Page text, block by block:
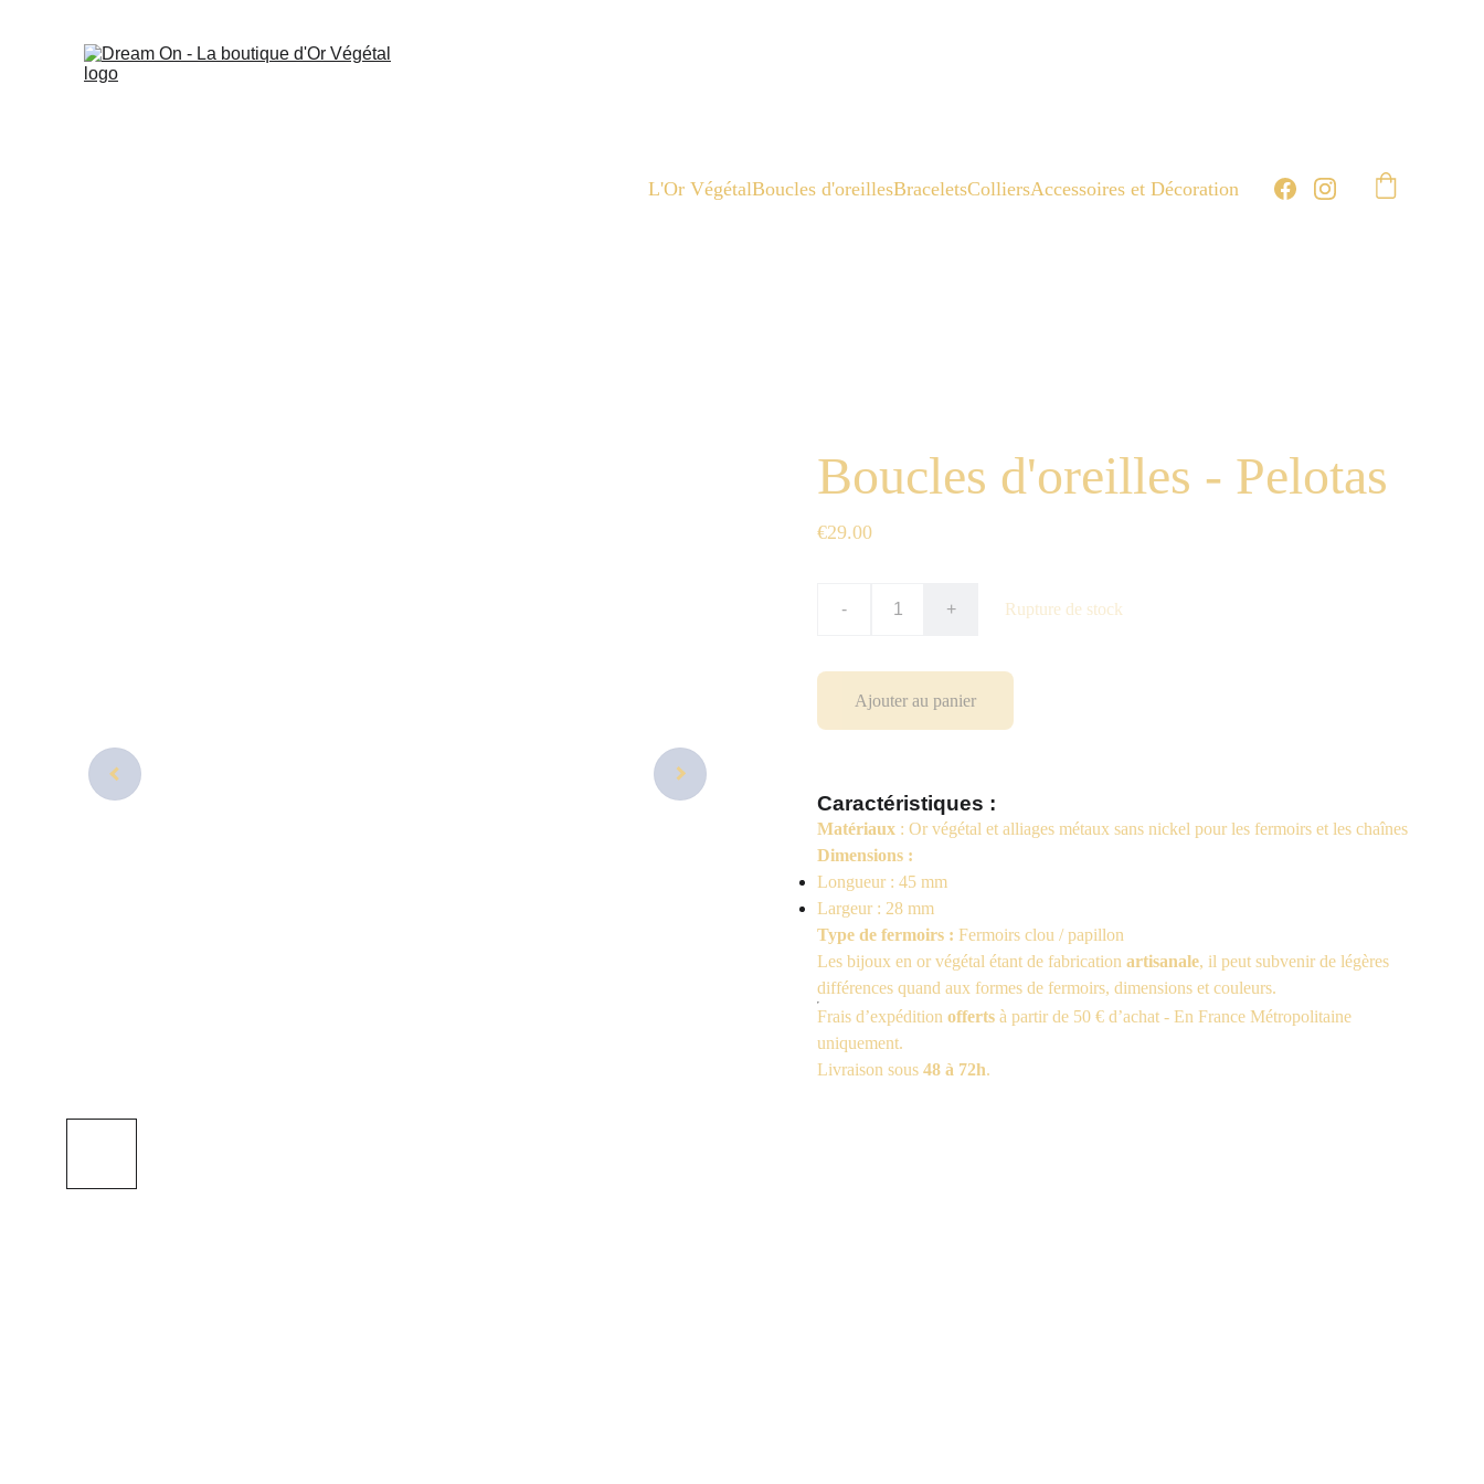
L'Or VégétalBoucles d'oreillesBraceletsColliersAccessoires et Décoration
Boucles d'oreilles - Pelotas
€29.00
- + Rupture de stock
Ajouter au panier
Caractéristiques :
Matériaux : Or végétal et alliages métaux sans nickel pour les fermoirs et les chaînes
Dimensions :
Longueur : 45 mm
Largeur : 28 mm
Type de fermoirs : Fermoirs clou / papillon
Les bijoux en or végétal étant de fabrication artisanale, il peut subvenir de légères
différences quand aux formes de fermoirs, dimensions et couleurs.
Frais d’expédition offerts à partir de 50 € d’achat - En France Métropolitaine
uniquement.
Livraison sous 48 à 72h.